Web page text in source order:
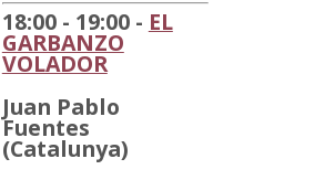
18:00 - 19:00 - EL
GARBANZO
VOLADOR
Juan Pablo
Fuentes
(Catalunya)